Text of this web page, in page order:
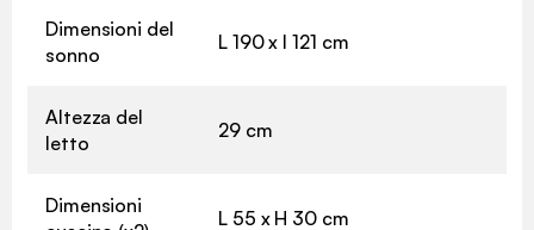
Dimensioni del
sonno
L 190 x l 121 cm
Altezza del
letto
29 cm
Dimensioni
L 55 x H 30 cm